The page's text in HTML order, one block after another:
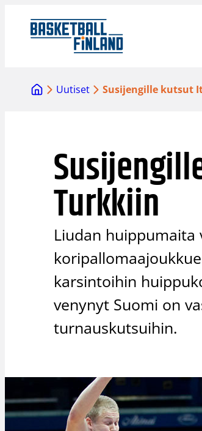
sisältöön
Uutiset Susijengille kutsut
Turkkiin
Liudan huippumaita
karsintoihin
venynyt Suomi on
turnauskutsuihin.